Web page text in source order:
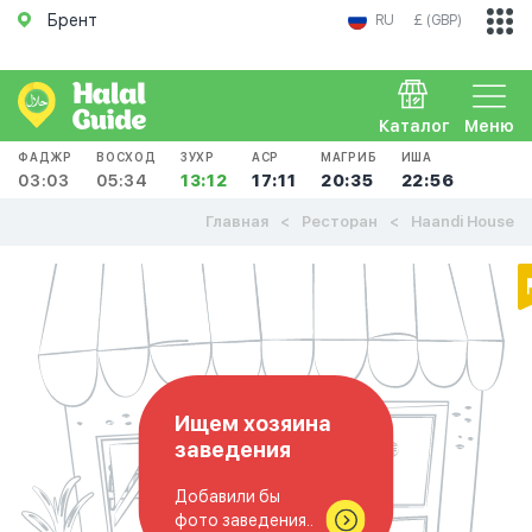
Брент RU £ (GBP)
Меню
Каталог
ФАДЖР
03:03
ВОСХОД
05:34
ЗУХР
13:12
АСР
17:11
МАГРИБ
20:35
ИША
22:56
Главная Ресторан Haandi House
Ищем хозяина
заведения
Добавили бы
фото заведения..